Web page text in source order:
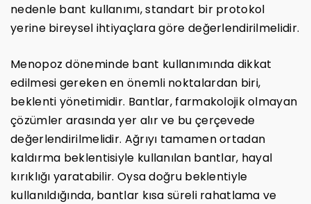
nedenle bant kullanımı, standart bir protokol
yerine bireysel ihtiyaçlara göre değerlendirilmelidir.
Menopoz döneminde bant kullanımında dikkat
edilmesi gereken en önemli noktalardan biri,
beklenti yönetimidir. Bantlar, farmakolojik olmayan
çözümler arasında yer alır ve bu çerçevede
değerlendirilmelidir. Ağrıyı tamamen ortadan
kaldırma beklentisiyle kullanılan bantlar, hayal
kırıklığı yaratabilir. Oysa doğru beklentiyle
kullanıldığında, bantlar kısa süreli rahatlama ve